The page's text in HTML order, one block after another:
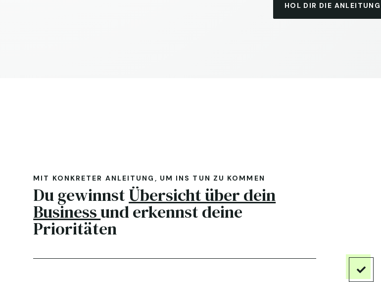
HOL DIR DIE ANLEITUNG
MIT KONKRETER ANLEITUNG, UM INS TUN ZU KOMMEN
Du gewinnstÜbersicht über dein
Businessund erkennst deine
Prioritäten
